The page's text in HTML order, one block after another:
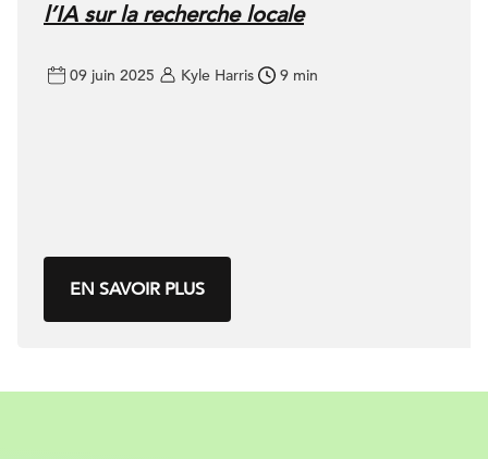
l’IA sur la recherche locale
09 juin 2025 Kyle Harris 9 min
EN SAVOIR PLUS